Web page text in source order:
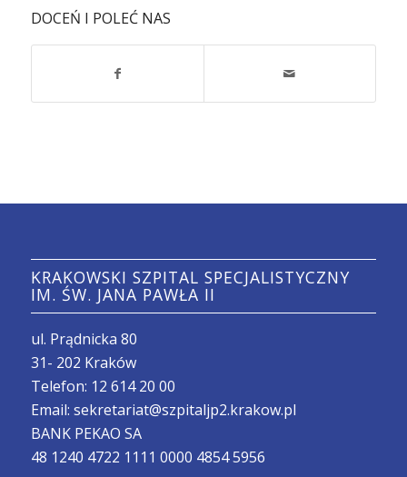
DOCEŃ I POLEĆ NAS
KRAKOWSKI SZPITAL SPECJALISTYCZNY
IM. ŚW. JANA PAWŁA II
ul. Prądnicka 80
31- 202 Kraków
Telefon: 12 614 20 00
Email: sekretariat@szpitaljp2.krakow.pl
BANK PEKAO SA
48 1240 4722 1111 0000 4854 5956